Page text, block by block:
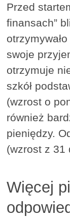
Przed
finansach”
swoje
otrzymuje
szkół
(wzrost o
również
pieniędzy.
(wzrost z 31
Więcej